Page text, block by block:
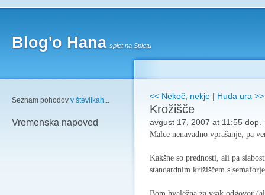
Blog'o Hana splet na Spletu
Seznam pohodov v številkah...
Vremenska napoved
<< Nekoč, nekje | Huda ura >>
Krožišče
avgust 17, 2007 at 11:55 dop.
Malce nenavadno vprašanje, pa
Kakšne so prednosti, ali pa
standardnim križiščem s